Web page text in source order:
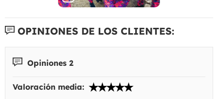
OPINIONES DE LOS CLIENTES:
Opiniones 2
Valoración media: